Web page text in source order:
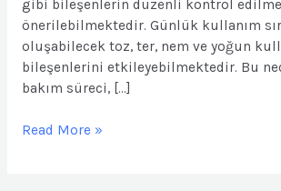
gibi bileşenlerin düzenli kontrol
önerilebilmektedir. Günlük kullanım
oluşabilecek toz, ter, nem ve yoğun
bileşenlerini etkileyebilmektedir. Bu
bakım süreci, […]
Read More »